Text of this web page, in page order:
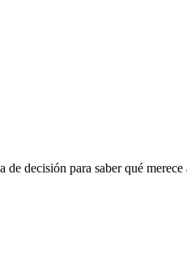
decisión para saber qué